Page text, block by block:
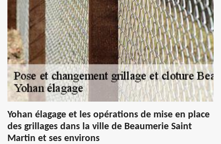
Yohan élagage et les opérations de mise en place
des grillages dans la ville de Beaumerie Saint
Martin et ses environs